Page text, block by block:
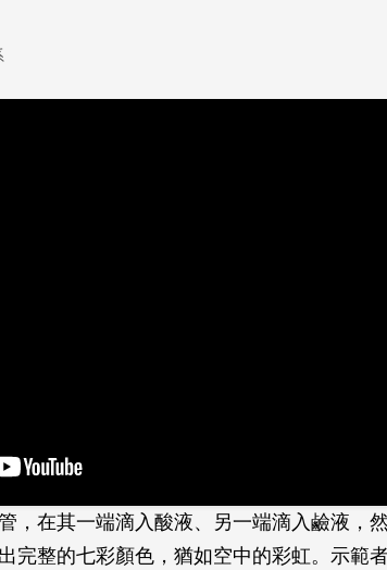
，在其一端滴入酸液、另一端滴入鹼液，
完整的七彩顏色，猶如空中的彩虹。示範